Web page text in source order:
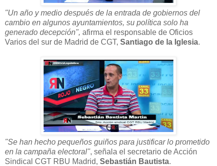
"Un año y medio después de la entrada de gobiernos del
cambio en algunos ayuntamientos, su política solo ha
generado decepción", afirma el responsable de Oficios
Varios del sur de Madrid de CGT, Santiago de la Iglesia.
"Se han hecho pequeños guiños para justificar lo prometido
en la campaña electoral", señala el secretario de Acción
Sindical CGT RBU Madrid, Sebastián Bautista.